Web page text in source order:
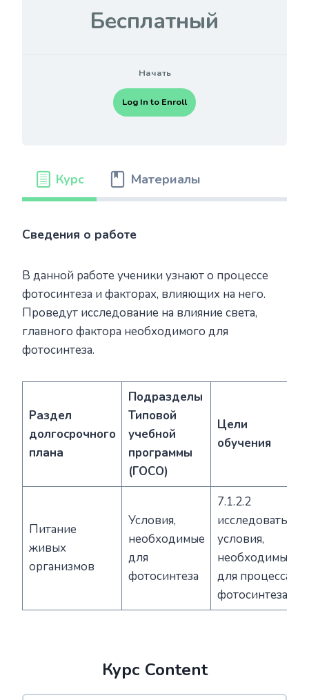
Бесплатный
Начать
Log In to Enroll
Курс Материалы
Сведения о работе
В данной работе ученики узнают о процессе
фотосинтеза и факторах, влияющих на него.
Проведут исследование на влияние света,
главного фактора необходимого для
фотосинтеза.
Раздел
долгосрочного
плана
Подразделы
Типовой
учебной
программы
(ГОСО)
Цели
обучения
Питание
живых
организмов
Условия,
необходимые
для
фотосинтеза
7.1.2.2
исследовать
условия,
необходимые
для процесса
фотосинтеза
Курс Content